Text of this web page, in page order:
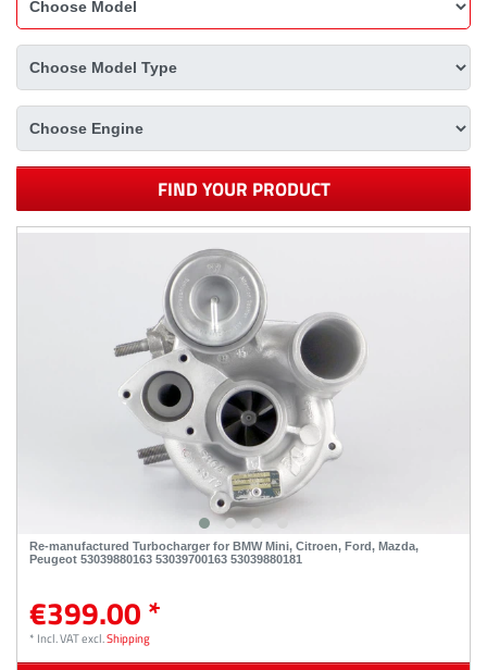
FIND YOUR PRODUCT
Re-manufactured Turbocharger for BMW Mini, Citroen, Ford, Mazda,
Peugeot 53039880163 53039700163 53039880181
€399.00 *
* Incl. VATexcl.Shipping